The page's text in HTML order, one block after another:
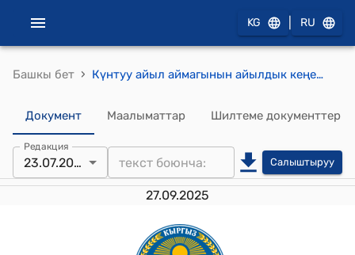
KG RU
Башкы бет › Күнтуу айыл аймагынын айылдык кеңешинин 2025-жылдын 23-июлундагы № 6/60 "Күнтуу айылындагы жаңы салынган бала бакчанын ачылышы жөнүндө" токтому
Документ Маалыматтар Шилтеме документтер
Редакция
23.07.2025 Салыштыруу
27.09.2025